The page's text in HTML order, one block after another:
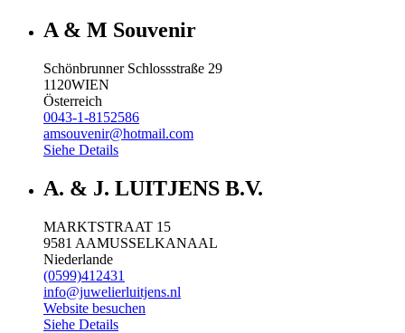
A & M Souvenir
Schönbrunner Schlossstraße 29
1120WIEN
Österreich
0043-1-8152586
amsouvenir@hotmail.com
Siehe Details
A. & J. LUITJENS B.V.
MARKTSTRAAT 15
9581 AAMUSSELKANAAL
Niederlande
(0599)412431
info@juwelierluitjens.nl
Website besuchen
Siehe Details